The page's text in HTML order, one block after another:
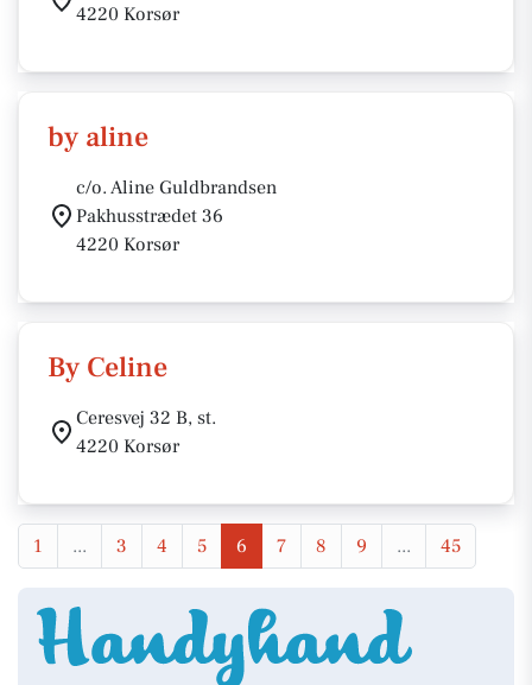
4220 Korsør
by aline
c/o. Aline Guldbrandsen
Pakhusstrædet 36
4220 Korsør
By Celine
Ceresvej 32 B, st.
4220 Korsør
1 ... 3 4 5 6 7 8 9 ... 45